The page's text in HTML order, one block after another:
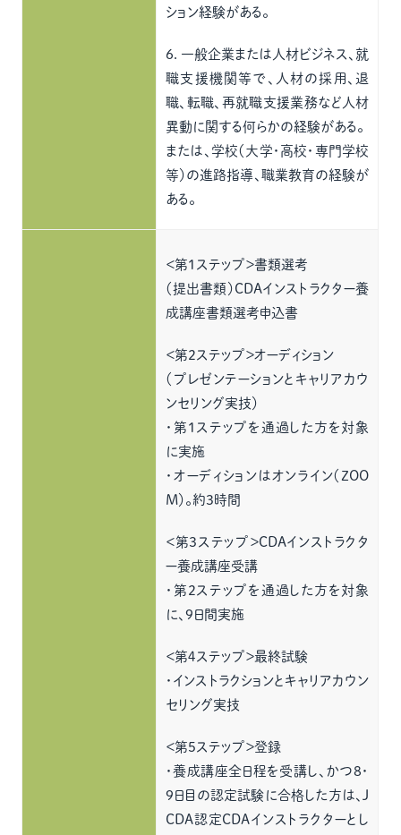
ション経験がある。
６．一般企業または人材ビジネス、就
職支援機関等で、人材の採用、退
職、転職、再就職支援業務など人材
異動に関する何らかの経験がある。
または、学校（大学・高校・専門学校
等）の進路指導、職業教育の経験が
ある。
＜第1ステップ＞書類選考
（提出書類）CDAインストラクター養
成講座書類選考申込書
＜第2ステップ＞オーディション
（プレゼンテーションとキャリアカウ
ンセリング実技）
・第1ステップを通過した方を対象
に実施
・オーディションはオンライン（ZOO
M）。約3時間
＜第３ステップ＞CDAインストラクタ
ー養成講座受講
・第2ステップを通過した方を対象
に、9日間実施
＜第４ステップ＞最終試験
・インストラクションとキャリアカウン
セリング実技
＜第5ステップ＞登録
・養成講座全日程を受講し、かつ8・
9日目の認定試験に合格した方は、J
CDA認定CDAインストラクターとし